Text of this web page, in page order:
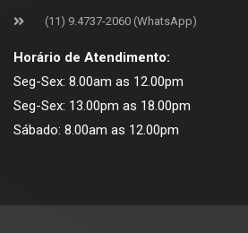
(11) 9.4737-2060 (WhatsApp)
Horário de Atendimento:
Seg-Sex: 8.00am as 12.00pm
Seg-Sex: 13.00pm as 18.00pm
Sábado: 8.00am as 12.00pm